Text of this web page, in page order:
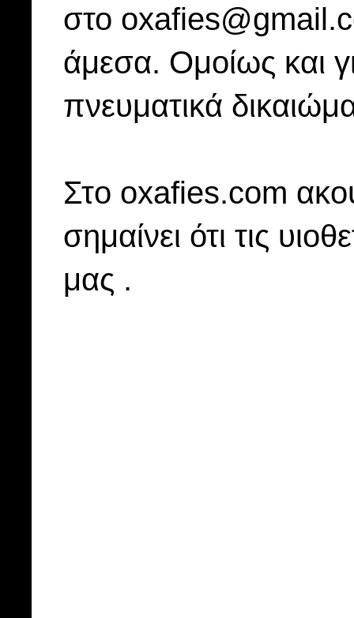
στο
άμεσα. Ομοίως και
πνευματικά
Στo oxafies.com
σημαίνει ότι τις
μας .